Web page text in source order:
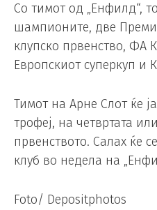
Со тимот од „Енфилд“,
шампионите, две
клупско првенство, ФА
Европскиот суперкуп и
Тимот на Арне Слот ќе
трофеј, на четвртата
првенството. Салах ќе
клуб во недела на
Foto/ Depositphotos